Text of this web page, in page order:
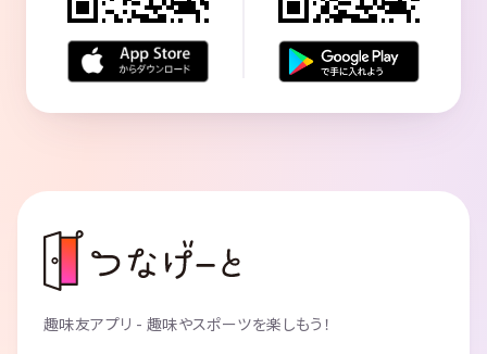
趣味友アプリ - 趣味やスポーツを楽しもう！